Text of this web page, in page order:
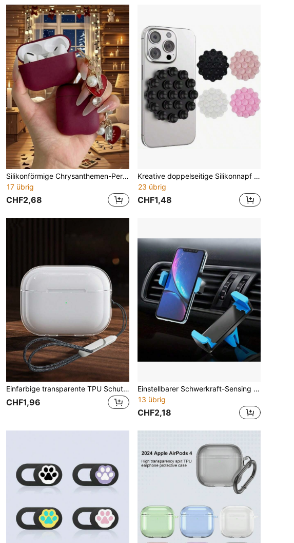
Silikonförmige Chrysanthemen-Perlen-Schlüsselanhänger Kopfhörerschutzgehäuse, geeignet für AirPods 4 Pro 2, Pro 3, 2. und 1. Generation, weiches Silikon-Einteiliges Design, Geburtstagsgeschenk, Frühlingszubehör
17 übrig
CHF2,68
Kreative doppelseitige Silikonnapf Handyhalterung, minimalistischer praktischer stabiler Saugnapfständer, vielseitig einsetzbar, mit einem Klick leicht zu reinigen, tragbarer Klebehaltegriff für Handy/Tablet, geeignet für Badezimmer, Küche, Spiegel, kompatibel mit Apple und Android Smartphones
23 übrig
CHF1,48
Einfarbige transparente TPU Schutzhülle mit Handgelenkband kompatibel mit Apple Pro 1/2 Bluetooth Kopfhörern, Geschenk
CHF1,96
Einstellbarer Schwerkraft-Sensing Autotelefon-Halter, 5 Farboptionen! Autobelüftungsclip Telefonhalter, multifunktionaler Handyständer, einstellbare Autotelefon-Halterung geeignet für iPhone, Android-Handys, Geburtstag, Familie, Freundschaftsgeschenke, Sommer-Autobelüftungstelefon-Halter, Autozubehör, Autotelefon-Halter, Muttertagsgeschenk
13 übrig
CHF2,18